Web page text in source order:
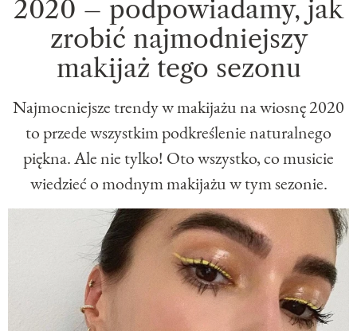
2020 – podpowiadamy, jak
zrobić najmodniejszy
makijaż tego sezonu
Najmocniejsze trendy w makijażu na wiosnę 2020
to przede wszystkim podkreślenie naturalnego
piękna. Ale nie tylko! Oto wszystko, co musicie
wiedzieć o modnym makijażu w tym sezonie.